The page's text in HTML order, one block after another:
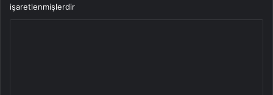
işaretlenmişlerdir